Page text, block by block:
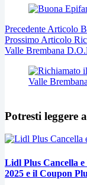
Precedente Articolo
Prossimo Articolo
Valle Brembana
Potresti leggere
Lidl Plus Cancella
2025 e il Coupon